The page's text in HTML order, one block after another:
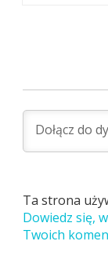
Ta strona
Dowiedz się,
Twoich